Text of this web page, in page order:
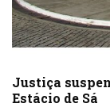
Justiça
Estácio de Sá